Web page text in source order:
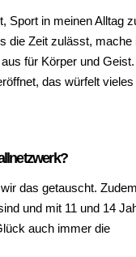
Sport in meinen Alltag
die Zeit zulässt, mache
für Körper und
das würfelt vieles
das getauscht.
und mit 11 und 14
auch immer die